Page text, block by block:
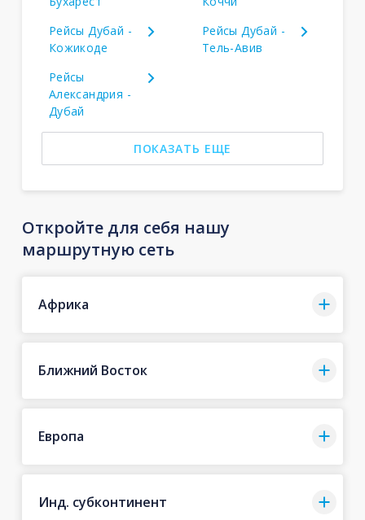
Рейсы Дубай -
Кожикоде
Рейсы Дубай -
Тель-Авив
Рейсы
Александрия -
Дубай
ПОКАЗАТЬ ЕЩЕ
Откройте для себя нашу
маршрутную сеть
Африка
Ближний Восток
Европа
Инд. субконтинент